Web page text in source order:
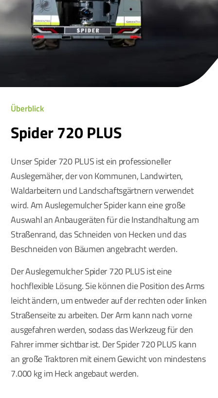
Überblick
Spider 720 PLUS
Unser Spider 720 PLUS ist ein professioneller
Auslegemäher, der von Kommunen, Landwirten,
Waldarbeitern und Landschaftsgärtnern verwendet
wird. Am Auslegemulcher Spider kann eine große
Auswahl an Anbaugeräten für die Instandhaltung am
Straßenrand, das Schneiden von Hecken und das
Beschneiden von Bäumen angebracht werden.
Der Auslegemulcher Spider 720 PLUS ist eine
hochflexible Lösung. Sie können die Position des Arms
leicht ändern, um entweder auf der rechten oder linken
Straßenseite zu arbeiten. Der Arm kann nach vorne
ausgefahren werden, sodass das Werkzeug für den
Fahrer immer sichtbar ist. Der Spider 720 PLUS kann
an große Traktoren mit einem Gewicht von mindestens
7.000 kg im Heck angebaut werden.